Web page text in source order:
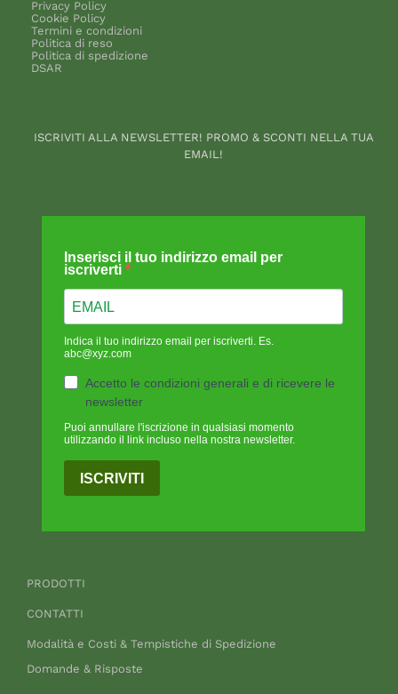
Privacy Policy
Cookie Policy
Termini e condizioni
Politica di reso
Politica di spedizione
DSAR
ISCRIVITI ALLA NEWSLETTER! PROMO & SCONTI NELLA TUA
EMAIL!
Inserisci il tuo indirizzo email per
iscriverti
Indica il tuo indirizzo email per iscriverti. Es.
abc@xyz.com
Accetto le condizioni generali e di ricevere le
newsletter
Puoi annullare l'iscrizione in qualsiasi momento
utilizzando il link incluso nella nostra newsletter.
ISCRIVITI
PRODOTTI
CONTATTI
Modalità e Costi & Tempistiche di Spedizione
Domande & Risposte